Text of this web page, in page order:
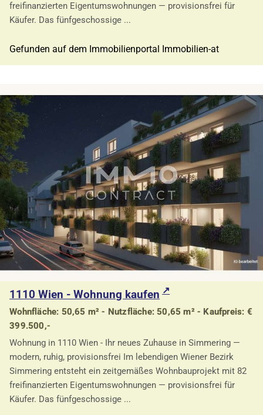
freifinanzierten Eigentumswohnungen — provisionsfrei für
Käufer. Das fünfgeschossige ...
Gefunden auf dem Immobilienportal Immobilien-at
1110 Wien - Wohnung kaufen
Wohnfläche: 50,65 m² - Nutzfläche: 50,65 m² - Kaufpreis: €
399.500,-
Wohnung in 1110 Wien - Ihr neues Zuhause in Simmering —
modern, ruhig, provisionsfrei Im lebendigen Wiener Bezirk
Simmering entsteht ein zeitgemäßes Wohnbauprojekt mit 82
freifinanzierten Eigentumswohnungen — provisionsfrei für
Käufer. Das fünfgeschossige ...